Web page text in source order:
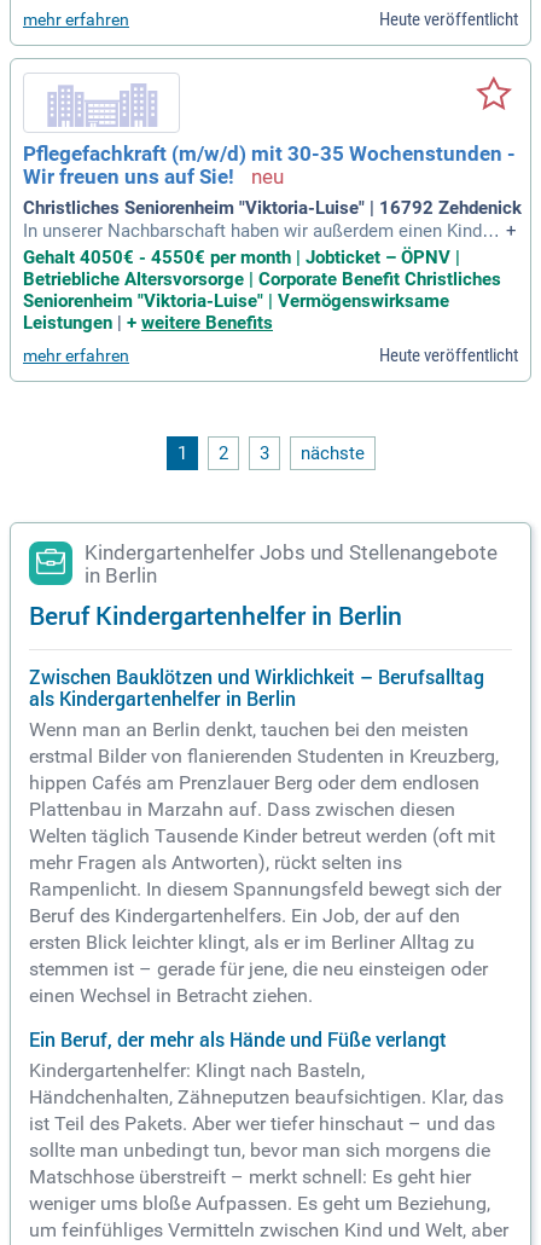
mehr erfahren Heute veröffentlicht
Pflegefachkraft (m/w/d) mit 30-35 Wochenstunden -
Wir freuen uns auf Sie!
Christliches Seniorenheim "Viktoria-Luise" | 16792 Zehdenick
In unserer Nachbarschaft haben wir außerdem einen Kinder
garten, mit dem wir gerne zusammenarbeiten. Insgesamt ist
unser Haus sehr offen, unsere Cafeteria begrüßt auch gerne
externe Besucher:innen.
+
Gehalt 4050€ - 4550€ per month | Jobticket – ÖPNV |
Betriebliche Altersvorsorge | Corporate Benefit Christliches
Seniorenheim "Viktoria-Luise" | Vermögenswirksame
Leistungen
+ weitere Benefits
mehr erfahren Heute veröffentlicht
1 2 3 nächste
Kindergartenhelfer Jobs und Stellenangebote
in Berlin
Beruf Kindergartenhelfer in Berlin
Zwischen Bauklötzen und Wirklichkeit – Berufsalltag
als Kindergartenhelfer in Berlin
Wenn man an Berlin denkt, tauchen bei den meisten
erstmal Bilder von flanierenden Studenten in Kreuzberg,
hippen Cafés am Prenzlauer Berg oder dem endlosen
Plattenbau in Marzahn auf. Dass zwischen diesen
Welten täglich Tausende Kinder betreut werden (oft mit
mehr Fragen als Antworten), rückt selten ins
Rampenlicht. In diesem Spannungsfeld bewegt sich der
Beruf des Kindergartenhelfers. Ein Job, der auf den
ersten Blick leichter klingt, als er im Berliner Alltag zu
stemmen ist – gerade für jene, die neu einsteigen oder
einen Wechsel in Betracht ziehen.
Ein Beruf, der mehr als Hände und Füße verlangt
Kindergartenhelfer: Klingt nach Basteln,
Händchenhalten, Zähneputzen beaufsichtigen. Klar, das
ist Teil des Pakets. Aber wer tiefer hinschaut – und das
sollte man unbedingt tun, bevor man sich morgens die
Matschhose überstreift – merkt schnell: Es geht hier
weniger ums bloße Aufpassen. Es geht um Beziehung,
um feinfühliges Vermitteln zwischen Kind und Welt, aber